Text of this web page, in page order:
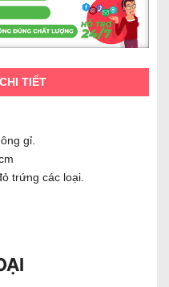
TIẾT
gỉ.
trứng các loại.